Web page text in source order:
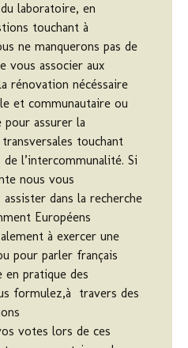
laboratoire, en
touchant à
ne manquerons pas de
vous associer aux
rénovation nécéssaire
et communautaire ou
assurer la
touchant
l’intercommunalité. Si
nous vous
dans la recherche
Européens
à exercer une
pour parler français
en pratique des
formulez,à travers des
votes lors de ces